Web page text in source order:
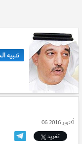
06 أكتوبر 2016
تغريد